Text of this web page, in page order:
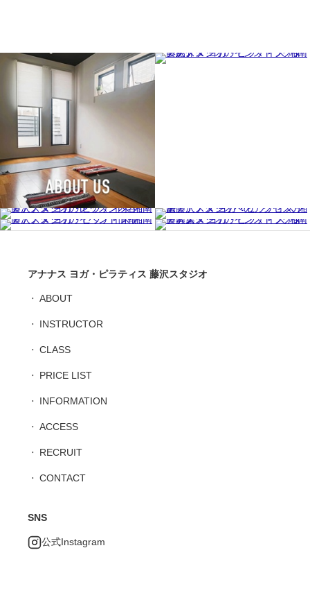
アナナス ヨガ・ピラティス 藤沢スタジオ
ABOUT
INSTRUCTOR
CLASS
PRICE LIST
INFORMATION
ACCESS
RECRUIT
CONTACT
SNS
公式Instagram